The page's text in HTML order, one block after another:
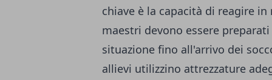
chiave è la capacità di reagire
maestri devono essere
situazione fino all'arrivo dei
allievi utilizzino attrezzature